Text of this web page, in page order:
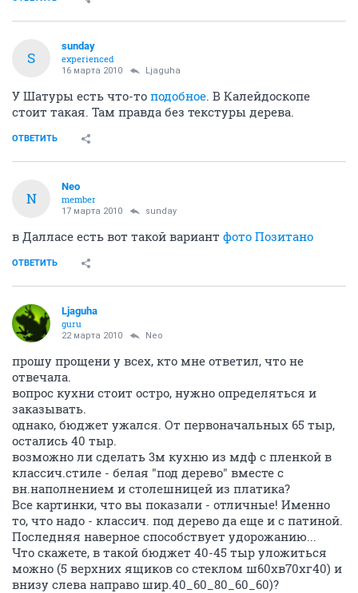
S
sunday
experienced
16 марта 2010 Ljaguha
У Шатуры есть что-то подобное. В Калейдоскопе
стоит такая. Там правда без текстуры дерева.
ОТВЕТИТЬ
N
Neo
member
17 марта 2010 sunday
в Далласе есть вот такой вариант фото Позитано
ОТВЕТИТЬ
Ljaguha
guru
22 марта 2010 Neo
прошу прощени у всех, кто мне ответил, что не
отвечала.
вопрос кухни стоит остро, нужно определяться и
заказывать.
однако, бюджет ужался. От первоначальных 65 тыр,
остались 40 тыр.
возможно ли сделать 3м кухню из мдф с пленкой в
классич.стиле - белая "под дерево" вместе с
вн.наполнением и столешницей из платика?
Все картинки, что вы показали - отличные! Именно
то, что надо - классич. под дерево да еще и с патиной.
Последняя наверное способствует удорожанию...
Что скажете, в такой бюджет 40-45 тыр уложиться
можно (5 верхних ящиков со стеклом ш60хв70хг40) и
внизу слева направо шир.40_60_80_60_60)?